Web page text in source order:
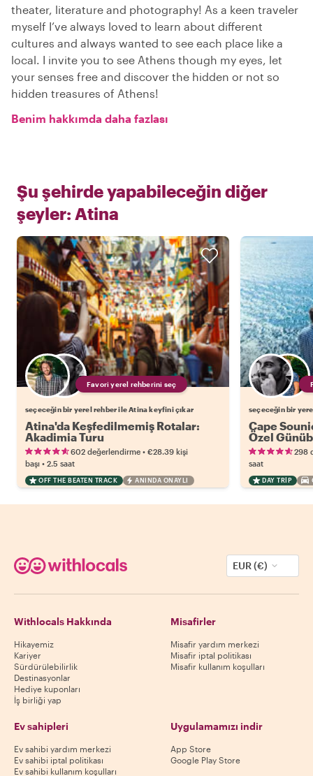
theater, literature and photography! As a keen traveler
myself I’ve always loved to learn about different
cultures and always wanted to see each place like a
local. I invite you to see Athens though my eyes, let
your senses free and discover the hidden or not so
hidden treasures of Athens!
Benim hakkımda daha fazlası
Şu şehirde yapabileceğin diğer
şeyler: Atina
Favori yerel rehberini seç
seçeceğin bir yerel rehber ile Atina keyfini çıkar
Atina'da Keşfedilmemiş Rotalar:
Akadimia Turu
602 değerlendirme • €28.39 kişi
başı • 2.5 saat
OFF THE BEATEN TRACK ANINDA ONAYLI
seçeceğin bir
Cape
Özel
298
saat
DAY TRIP
EUR (€)
Withlocals Hakkında
Hikayemiz
Kariyer
Sürdürülebilirlik
Destinasyonlar
Hediye kuponları
İş birliği yap
Misafirler
Misafir yardım merkezi
Misafir iptal politikası
Misafir kullanım koşulları
Ev sahipleri
Ev sahibi yardım merkezi
Ev sahibi iptal politikası
Ev sahibi kullanım koşulları
Uygulamamızı indir
App Store
Google Play Store